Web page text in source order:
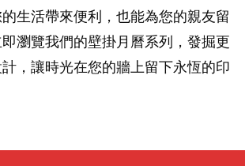
生活帶來便利，也能為您的親友留
瀏覽我們的壁掛月曆系列，發掘更
，讓時光在您的牆上留下永恆的印